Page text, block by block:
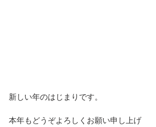
新しい年のはじまりです。
本年もどうぞよろしくお願い申し上げ